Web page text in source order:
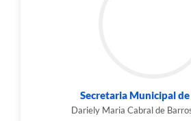
Secretaria Municipal
Dariely Maria Cabral de